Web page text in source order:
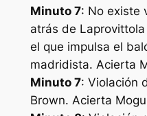
Minuto 7: No existe
atrás de
el que impulsa el
madridista. Acierta
Minuto 7: Violación
Brown. Acierta